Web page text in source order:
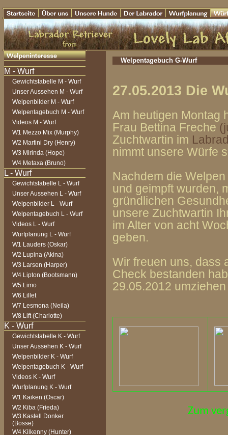
Gewichtstabelle M - Wurf
Unser Aussehen M - Wurf
Welpenbilder M - Wurf
Welpentagebuch M - Wurf
Videos M - Wurf
W1 Mezzo Mix (Murphy)
W2 Martini Dry (Henry)
W3 Mirinda (Hope)
W4 Metaxa (Bruno)
Gewichtstabelle L - Wurf
Unser Aussehen L - Wurf
Welpenbilder L - Wurf
Welpentagebuch L - Wurf
Videos L - Wurf
Wurfplanung L - Wurf
W1 Lauders (Oskar)
W2 Lupina (Akina)
W3 Larsen (Harper)
W4 Lipton (Bootsmann)
W5 Limo
W6 Lillet
W7 Lesmona (Neila)
W8 Lift (Charlotte)
Gewichtstabelle K - Wurf
Unser Aussehen K - Wurf
Welpenbilder K - Wurf
Welpentagebuch K - Wurf
Videos K - Wurf
Wurfplanung K - Wurf
W1 Kaiken (Oscar)
W2 Kiba (Frieda)
W3 Kastell Donker
(Bosse)
W4 Kilkenny (Hunter)
Welpentagebuch G-Wurf
27.05.2013 Die
Am heutigen Montag
Frau Bettina Freche
Zuchtwartin im
nimmt unsere Würfe
Nachdem die
und geimpft wurden,
gründlichen
unsere Zuchtwartin
im Alter von acht
geben.
Wir freuen uns, dass
Check bestanden
29.05.2012
Zum